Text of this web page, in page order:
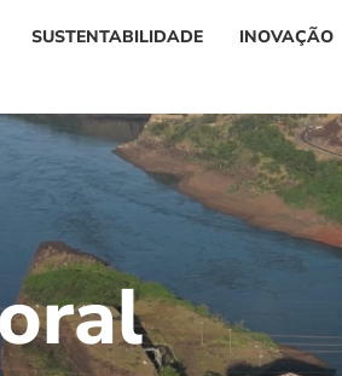
SUSTENTABILIDADE INOVAÇÃO
ral